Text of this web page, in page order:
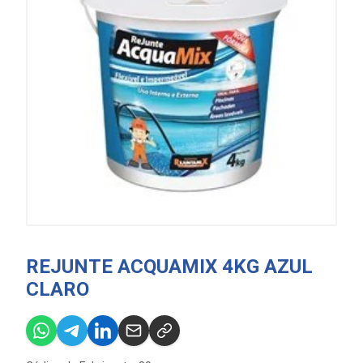
REJUNTE ACQUAMIX 4KG AZUL
CLARO